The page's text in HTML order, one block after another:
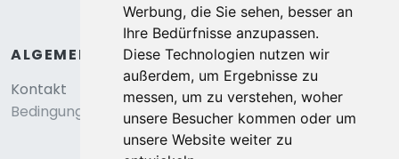
Werbung, die Sie sehen, besser an
Ihre Bedürfnisse anzupassen.
Diese Technologien nutzen wir
außerdem, um Ergebnisse zu
messen, um zu verstehen, woher
unsere Besucher kommen oder um
unsere Website weiter zu
ALGEMEIN
Kontakt
Bedingungen und konditionen